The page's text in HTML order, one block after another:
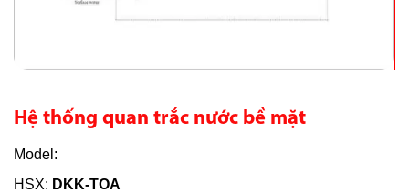
Hệ thống quan trắc nước bề mặt
Model:
HSX: DKK-TOA